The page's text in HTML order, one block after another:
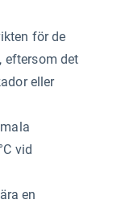
för de
eftersom det
eller
vid
en